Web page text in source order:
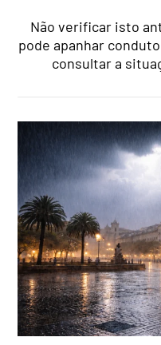
Não verificar isto
pode apanhar
consultar a